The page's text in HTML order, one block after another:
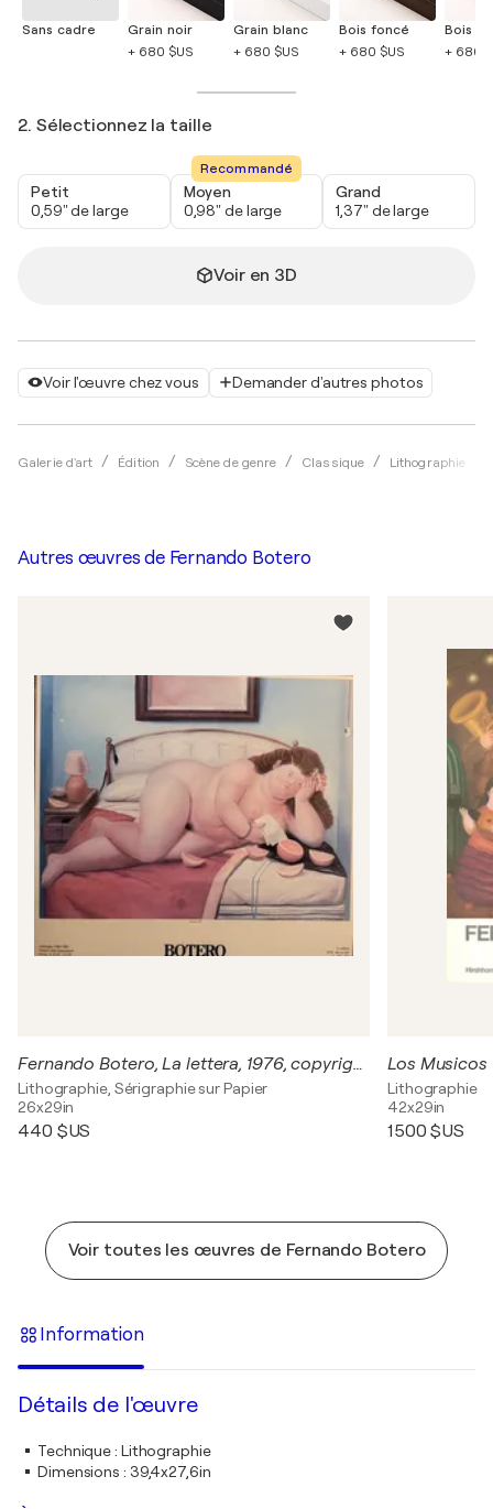
Voir l'œuvre chez vous Demander d'autres photos
Galerie d'art Édition Scène de genre Classique Lithographie
Sans cadre
Grain noir
+ 680 $US
Grain blanc
+ 680 $US
Bois foncé
+ 680 $US
Bois
+ 680
2. Sélectionnez la taille
Petit
0,59" de large
Recommandé
Moyen
0,98" de large
Grand
1,37" de large
Voir en 3D
Autres œuvres de Fernando Botero
Fernando Botero, La lettera, 1976, copyright Botero 1991, Printed in Itally
Lithographie, Sérigraphie sur Papier
26x29in
440 $US
Los Musicos
Lithographie
42x29in
1 500 $US
Voir toutes les œuvres de Fernando Botero
Information
Détails de l'œuvre
Technique: Lithographie
Dimensions : 39,4x27,6in